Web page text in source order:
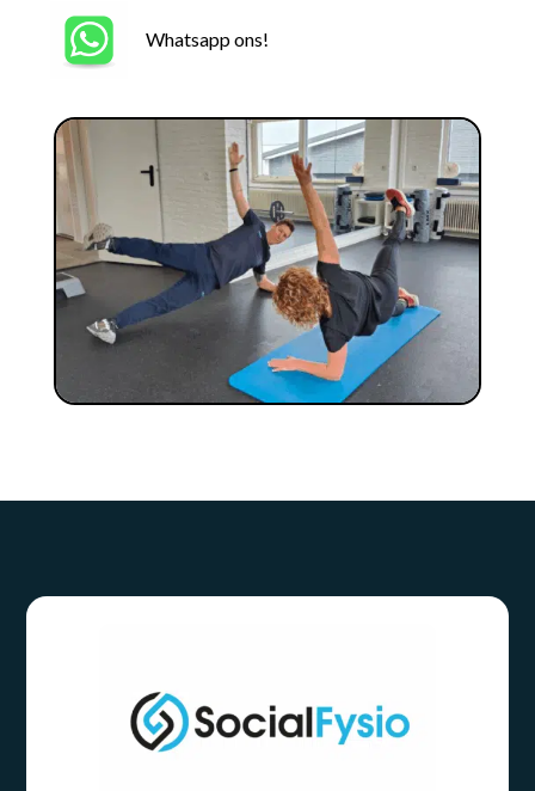
Whatsapp ons!